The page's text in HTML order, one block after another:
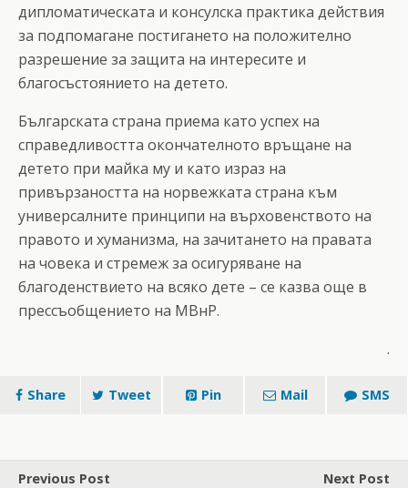
дипломатическата и консулска практика действия
за подпомагане постигането на положително
разрешение за защита на интересите и
благосъстоянието на детето.
Българската страна приема като успех на
справедливостта окончателното връщане на
детето при майка му и като израз на
привързаността на норвежката страна към
универсалните принципи на върховенството на
правото и хуманизма, на зачитането на правата
на човека и стремеж за осигуряване на
благоденствието на всяко дете – се казва още в
прессъобщението на МВнР.
.
Share Tweet Pin Mail SMS
Previous Post
Next Post